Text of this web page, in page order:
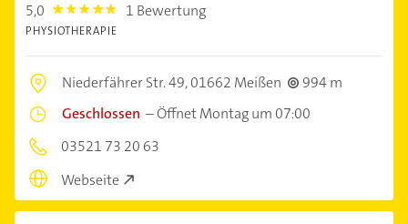
5,0 5.0 1 Bewertung
PHYSIOTHERAPIE
Niederfährer Str. 49,01662 Meißen
994 m
Geschlossen –Öffnet Montag um 07:00
03521 73 20 63
Webseite